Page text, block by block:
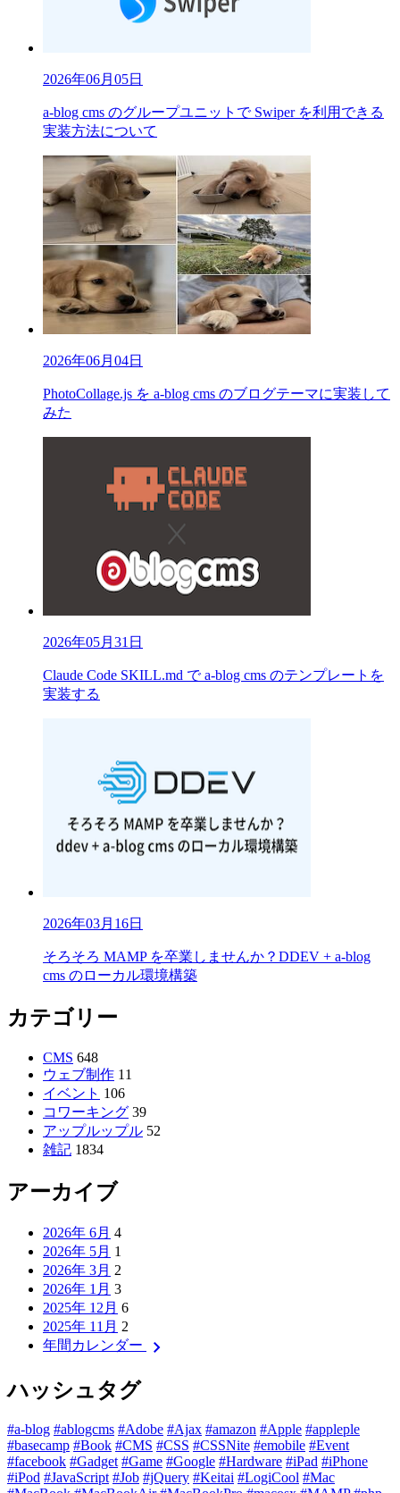
2026年06月05日
a-blog cms のグループユニットで Swiper を利用できる
実装方法について
2026年06月04日
PhotoCollage.js を a-blog cms のブログテーマに実装して
みた
2026年05月31日
Claude Code SKILL.md で a-blog cms のテンプレートを
実装する
2026年03月16日
そろそろ MAMP を卒業しませんか？DDEV + a-blog
cms のローカル環境構築
カテゴリー
CMS 648
ウェブ制作 11
イベント 106
コワーキング 39
アップルップル 52
雑記 1834
アーカイブ
2026年 6月 4
2026年 5月 1
2026年 3月 2
2026年 1月 3
2025年 12月 6
2025年 11月 2
年間カレンダー
chevron_right
ハッシュタグ
#a-blog #ablogcms #Adobe #Ajax #amazon #Apple #appleple
#basecamp #Book #CMS #CSS #CSSNite #emobile #Event
#facebook #Gadget #Game #Google #Hardware #iPad #iPhone
#iPod #JavaScript #Job #jQuery #Keitai #LogiCool #Mac